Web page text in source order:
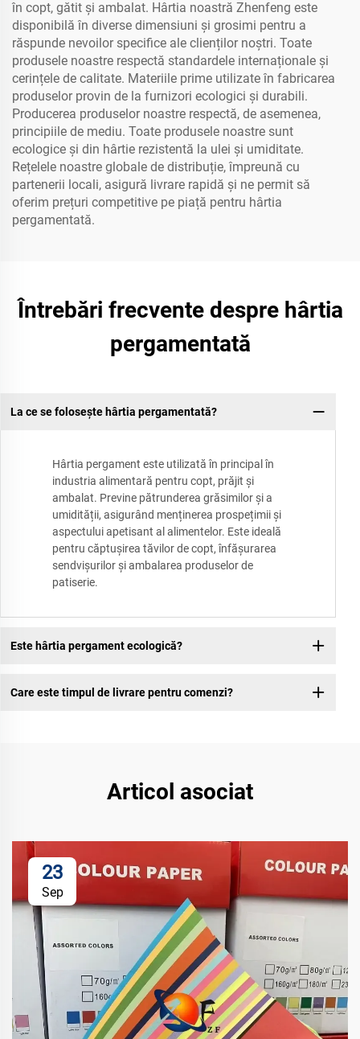
în copt, gătit și ambalat. Hârtia noastră Zhenfeng este
disponibilă în diverse dimensiuni și grosimi pentru a
răspunde nevoilor specifice ale clienților noștri. Toate
produsele noastre respectă standardele internaționale și
cerințele de calitate. Materiile prime utilizate în fabricarea
produselor provin de la furnizori ecologici și durabili.
Producerea produselor noastre respectă, de asemenea,
principiile de mediu. Toate produsele noastre sunt
ecologice și din hârtie rezistentă la ulei și umiditate.
Rețelele noastre globale de distribuție, împreună cu
partenerii locali, asigură livrare rapidă și ne permit să
oferim prețuri competitive pe piață pentru hârtia
pergamentată.
Întrebări frecvente despre hârtia
pergamentată
La ce se folosește hârtia pergamentată?
Hârtia pergament este utilizată în principal în
industria alimentară pentru copt, prăjit și
ambalat. Previne pătrunderea grăsimilor și a
umidității, asigurând menținerea prospețimii și
aspectului apetisant al alimentelor. Este ideală
pentru căptușirea tăvilor de copt, înfășurarea
sendvișurilor și ambalarea produselor de
patiserie.
Este hârtia pergament ecologică?
Care este timpul de livrare pentru comenzi?
Articol asociat
23
Sep